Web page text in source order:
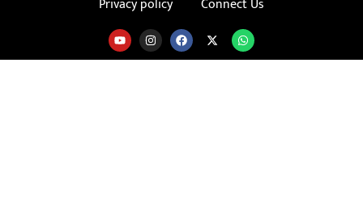
Privacy policy Connect Us